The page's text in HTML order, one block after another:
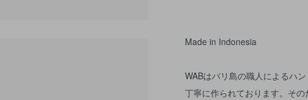
Made in Indonesia
WABはバリ島の職人によるハ
丁寧に作られております。そ